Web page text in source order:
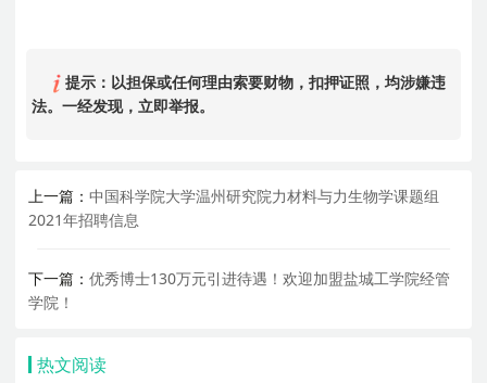
提示：以担保或任何理由索要财物，扣押证照，均涉嫌违
法。一经发现，立即举报。
上一篇：中国科学院大学温州研究院力材料与力生物学课题组
2021年招聘信息
下一篇：优秀博士130万元引进待遇！欢迎加盟盐城工学院经管
学院！
热文阅读